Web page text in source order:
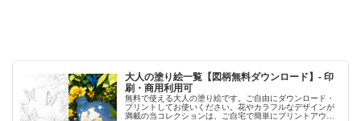
大人の塗り絵一覧【図柄無料ダウンロード】- 印
刷・商用利用可
無料で使える大人の塗り絵です。ご自由にダウンロード・
プリントしてお使いください。花やカラフルなデザインが
満載の当コレクションは、ご自宅で簡単にプリントアウト